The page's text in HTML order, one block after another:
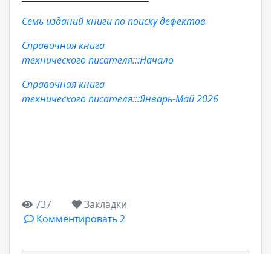
Семь изданий книги по поиску дефектов
Справочная книга
технического писателя:::Начало
Справочная книга
технического писателя:::Январь-Май 2026
737
Закладки
Комментировать 2